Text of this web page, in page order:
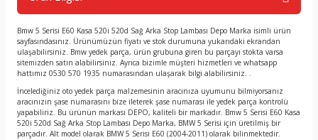
Bmw 5 Serisi E60 Kasa 520i 520d Sağ Arka Stop Lambası Depo Marka isimli ürün
sayfasındasınız. Ürünümüzün fiyatı ve stok durumuna yukarıdaki ekrandan
ulaşabilirsiniz. Bmw yedek parça, ürün grubuna giren bu parçayı stokta varsa
sitemizden satın alabilirsiniz. Ayrıca bizimle müşteri hizmetleri ve whatsapp
hattımız 0530 570 1935 numarasından ulaşarak bilgi alabilirsiniz. .
İncelediğiniz oto yedek parça malzemesinin aracınıza uyumunu bilmiyorsanız
aracınızın şase numarasını bize ileterek şase numarası ile yedek parça kontrolü
yapabiliriz. Bu ürünün markası DEPO, kaliteli bir markadır. Bmw 5 Serisi E60 Kasa
520i 520d Sağ Arka Stop Lambası Depo Marka, BMW 5 Serisi için üretilmiş bir
parçadır. Alt model olarak BMW 5 Serisi E60 (2004-2011) olarak bilinmektedir.